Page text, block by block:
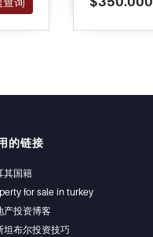
的链接
其国籍
for sale in turkey
产投资博客
坦布尔投资技巧